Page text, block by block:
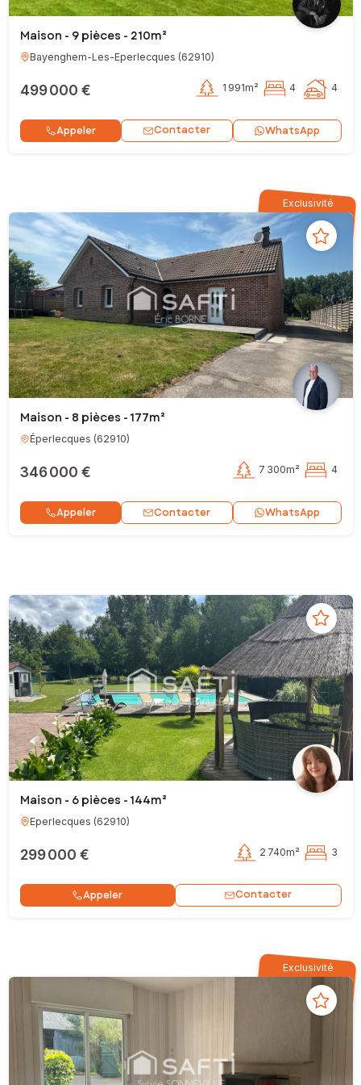
Maison - 9 pièces - 210m²
Bayenghem-Les-Eperlecques (62910)
499 000 € 1 991m² 4 4
Appeler Contacter WhatsApp
Exclusivité
Maison - 8 pièces - 177m²
Éperlecques (62910)
346 000 € 7 300m² 4
Appeler Contacter WhatsApp
Maison - 6 pièces - 144m²
Eperlecques (62910)
299 000 € 2 740m² 3
Appeler Contacter
Exclusivité